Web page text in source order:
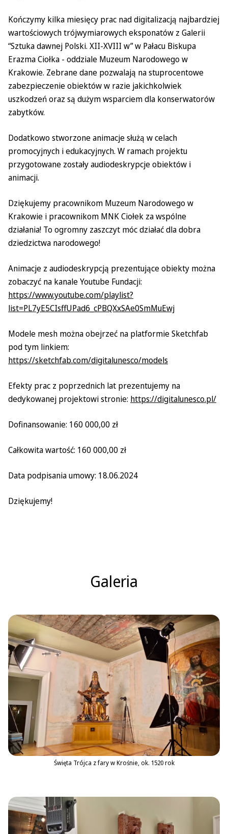
Kończymy kilka miesięcy prac nad digitalizacją najbardziej
wartościowych trójwymiarowych eksponatów z Galerii
“Sztuka dawnej Polski. XII-XVIII w” w Pałacu Biskupa
Erazma Ciołka - oddziale Muzeum Narodowego w
Krakowie. Zebrane dane pozwalają na stuprocentowe
zabezpieczenie obiektów w razie jakichkolwiek
uszkodzeń oraz są dużym wsparciem dla konserwatorów
zabytków.
Dodatkowo stworzone animacje służą w celach
promocyjnych i edukacyjnych. W ramach projektu
przygotowane zostały audiodeskrypcje obiektów i
animacji.
Dziękujemy pracownikom Muzeum Narodowego w
Krakowie i pracownikom MNK Ciołek za wspólne
działania! To ogromny zaszczyt móc działać dla dobra
dziedzictwa narodowego!
Animacje z audiodeskrypcją prezentujące obiekty można
zobaczyć na kanale Youtube Fundacji:
https://www.youtube.com/playlist?
list=PL7yE5CIsffUPad6_cPBQXxSAe0SmMuEwj
Modele mesh można obejrzeć na platformie Sketchfab
pod tym linkiem:
https://sketchfab.com/digitalunesco/models
Efekty prac z poprzednich lat prezentujemy na
dedykowanej projektowi stronie: https://digitalunesco.pl/
Dofinansowanie: 160 000,00 zł
Całkowita wartość: 160 000,00 zł
Data podpisania umowy: 18.06.2024
Dziękujemy!
Galeria
Święta Trójca z fary w Krośnie, ok. 1520 rok